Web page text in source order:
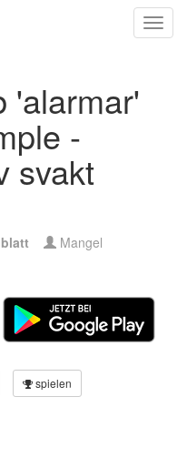
'alarmar'
-
svakt
Mangel
spielen